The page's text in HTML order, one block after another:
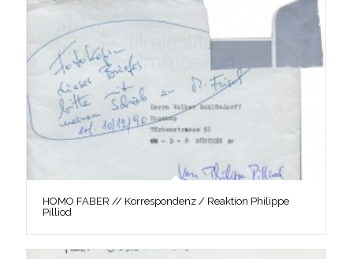
HOMO FABER // Korrespondenz / Reaktion Philippe
Pilliod